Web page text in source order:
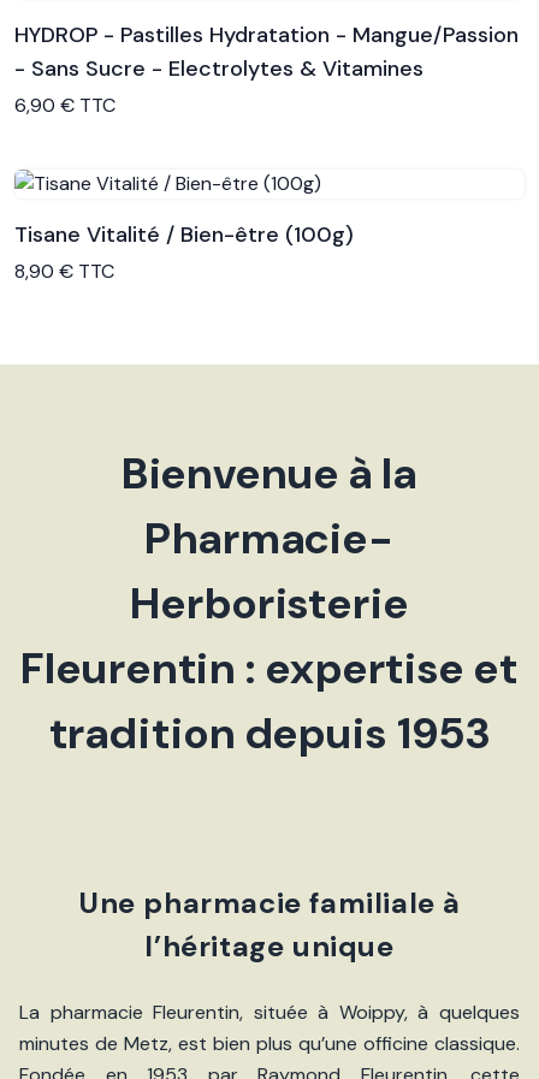
Voir le produit
HYDROP - Pastilles Hydratation - Mangue/Passion
- Sans Sucre - Electrolytes & Vitamines
6,90 € TTC
Voir le produit
Tisane Vitalité / Bien-être (100g)
8,90 € TTC
Bienvenue à la
Pharmacie-
Herboristerie
Fleurentin : expertise et
tradition depuis 1953
Une pharmacie familiale à
l’héritage unique
La pharmacie Fleurentin, située à Woippy, à quelques
minutes de Metz, est bien plus qu’une officine classique.